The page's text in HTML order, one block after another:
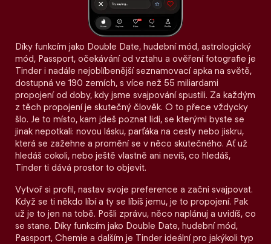
Díky funkcím jako Double Date, hudební mód, astrologický
mód, Passport, očekávání od vztahu a ověření fotografie je
Tinder i nadále nejoblíbenější seznamovací apka na světě,
dostupná ve 190 zemích, s více než 55 miliardami
propojení od doby, kdy jsme svajpování spustili. Za každým
z těch propojení je skutečný člověk. O to přece vždycky
šlo. Je to místo, kam jdeš poznat lidi, se kterými byste se
jinak nepotkali: novou lásku, parťáka na cesty nebo jiskru,
která se zažehne a promění se v něco skutečného. Ať už
hledáš cokoli, nebo ještě vlastně ani nevíš, co hledáš,
Tinder ti dává prostor to objevit.
Vytvoř si profil, nastav svoje preference a začni svajpovat.
Když se ti někdo líbí a ty se líbíš jemu, je to propojení. Pak
už je to jen na tobě. Pošli zprávu, něco naplánuj a uvidíš, co
se stane. Díky funkcím jako Double Date, hudební mód,
Passport, Chemie a dalším je Tinder ideální pro jakýkoli typ